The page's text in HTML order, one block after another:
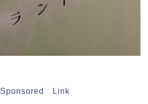
Sponsored Link